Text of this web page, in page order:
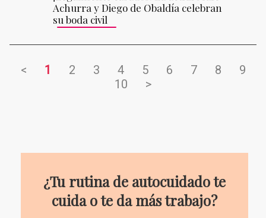
Achurra y Diego de Obaldía celebran
su boda civil
< 1 2 3 4 5 6 7 8
9
10
>
¿Tu rutina de autocuidado te
cuida o te da más trabajo?